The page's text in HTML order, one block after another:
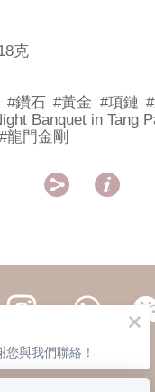
克
#鑽石 #黃金 #項鏈
Banquet in Tang
#龍門金剛
 
繁體 | 簡体
與我們聯絡！